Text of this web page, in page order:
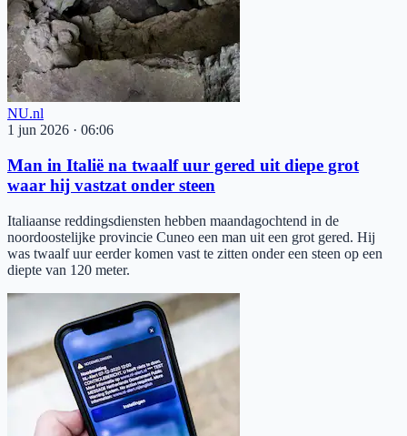
NU.nl
1 jun 2026 · 06:06
Man in Italië na twaalf uur gered uit diepe grot
waar hij vastzat onder steen
Italiaanse reddingsdiensten hebben maandagochtend in de
noordoostelijke provincie Cuneo een man uit een grot gered. Hij
was twaalf uur eerder komen vast te zitten onder een steen op een
diepte van 120 meter.